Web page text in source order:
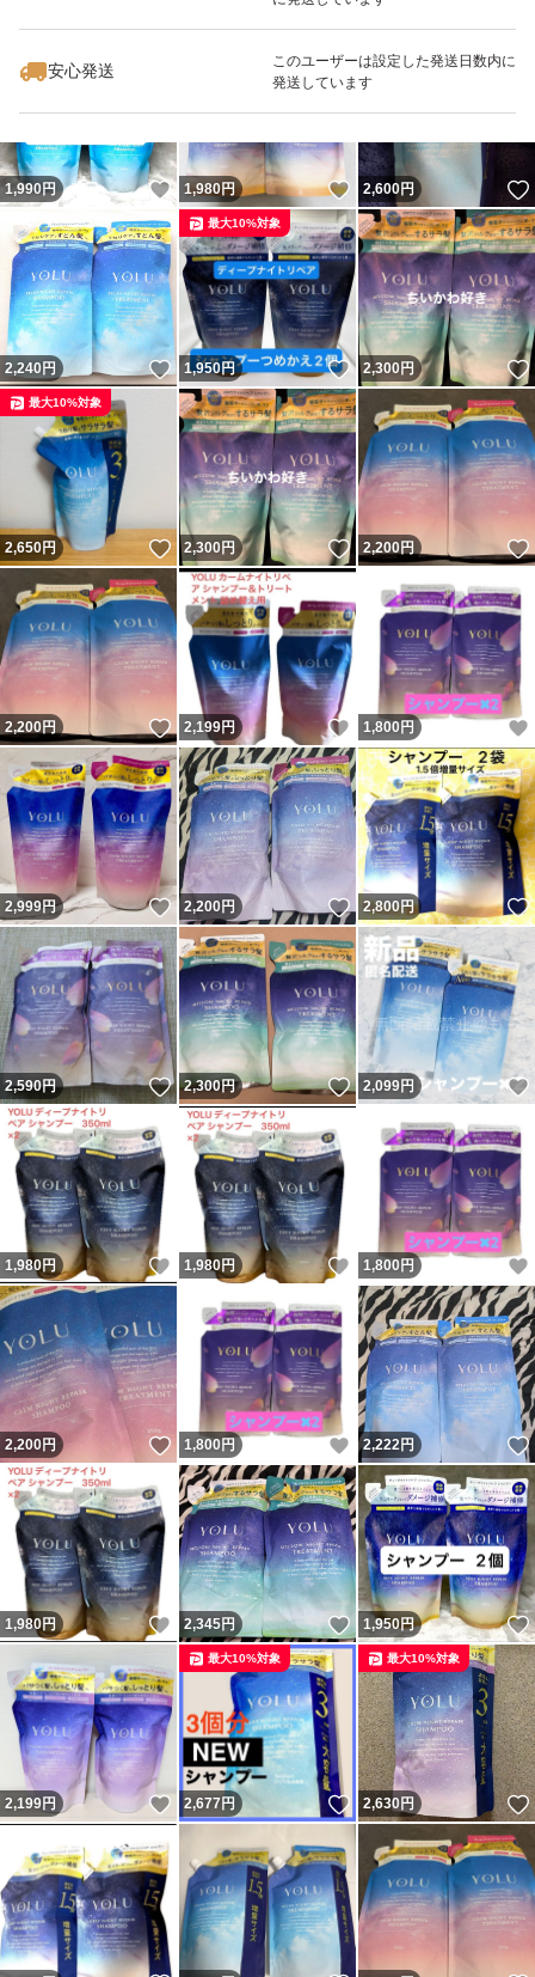
安心発送
このユーザーは設定した発送日数内に
発送しています
いいね！
2,240
1,990円 いいね！
1,980円 いいね！
2,600円
2,240円 いいね！
1,950円 いいね！
最大10%対象
2,300円
2,650円 いいね！
最大10%対象
2,300円 いいね！
2,200円
2,200円 いいね！
2,199円 いいね！
1,800円
2,999円 いいね！
2,200円 いいね！
2,800円
2,590円 いいね！
2,300円 いいね！
2,099円
1,980円 いいね！
1,980円 いいね！
1,800円
2,200円 いいね！
1,800円 いいね！
2,222円
1,980円 いいね！
2,345円 いいね！
1,950円
2,199円 いいね！
2,677円 いいね！
最大10%対象
2,630円
最大10%対象